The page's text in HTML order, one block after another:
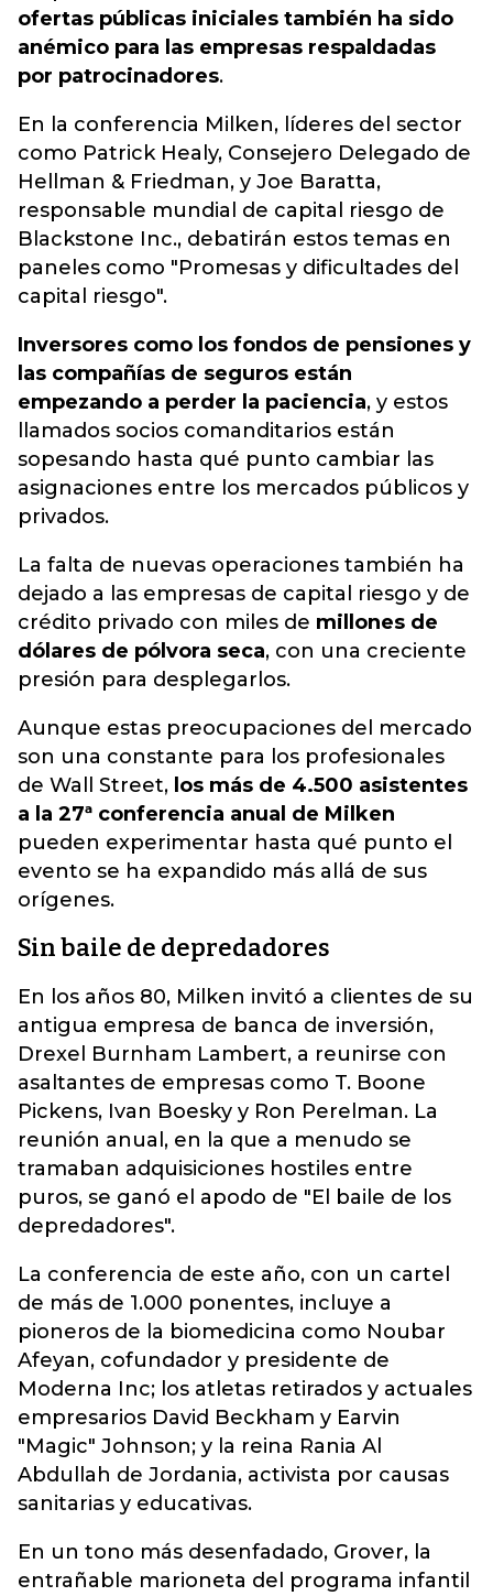
ofertas públicas iniciales también ha sido
anémico para las empresas respaldadas
por patrocinadores.
En la conferencia Milken, líderes del sector
como Patrick Healy, Consejero Delegado de
Hellman & Friedman, y Joe Baratta,
responsable mundial de capital riesgo de
Blackstone Inc., debatirán estos temas en
paneles como "Promesas y dificultades del
capital riesgo".
Inversores como los fondos de pensiones y
las compañías de seguros están
empezando a perder la paciencia, y estos
llamados socios comanditarios están
sopesando hasta qué punto cambiar las
asignaciones entre los mercados públicos y
privados.
La falta de nuevas operaciones también ha
dejado a las empresas de capital riesgo y de
crédito privado con miles de millones de
dólares de pólvora seca, con una creciente
presión para desplegarlos.
Aunque estas preocupaciones del mercado
son una constante para los profesionales
de Wall Street, los más de 4.500 asistentes
a la 27ª conferencia anual de Milken
pueden experimentar hasta qué punto el
evento se ha expandido más allá de sus
orígenes.
Sin baile de depredadores
En los años 80, Milken invitó a clientes de su
antigua empresa de banca de inversión,
Drexel Burnham Lambert, a reunirse con
asaltantes de empresas como T. Boone
Pickens, Ivan Boesky y Ron Perelman. La
reunión anual, en la que a menudo se
tramaban adquisiciones hostiles entre
puros, se ganó el apodo de "El baile de los
depredadores".
La conferencia de este año, con un cartel
de más de 1.000 ponentes, incluye a
pioneros de la biomedicina como Noubar
Afeyan, cofundador y presidente de
Moderna Inc; los atletas retirados y actuales
empresarios David Beckham y Earvin
"Magic" Johnson; y la reina Rania Al
Abdullah de Jordania, activista por causas
sanitarias y educativas.
En un tono más desenfadado, Grover, la
entrañable marioneta del programa infantil